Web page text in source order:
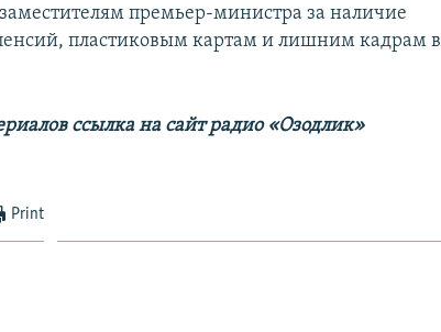
премьер-министра за наличие
пластиковым картам и лишним кадрам в
ссылка на сайт радио «Озодлик»
Print